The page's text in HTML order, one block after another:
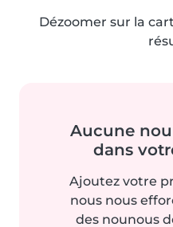
Dézoomer sur la
Aucune
dans
Ajoutez votre
nous nous
des nounous